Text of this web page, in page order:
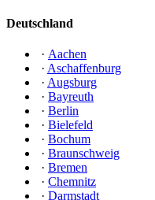
Deutschland
· Aachen
· Aschaffenburg
· Augsburg
· Bayreuth
· Berlin
· Bielefeld
· Bochum
· Braunschweig
· Bremen
· Chemnitz
· Darmstadt